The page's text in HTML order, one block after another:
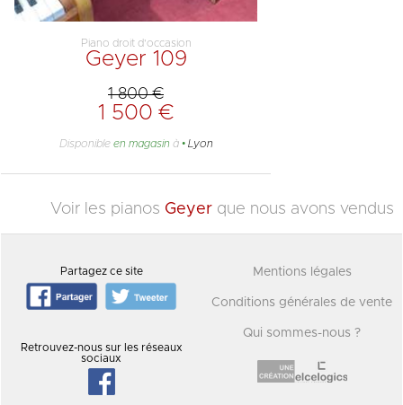
Piano droit d'occasion
Geyer 109
1 800 €
1 500 €
Disponible en magasin à Lyon
Voir les pianos Geyer que nous avons vendus
Partagez ce site
Retrouvez-nous sur les réseaux
sociaux
Mentions légales
Conditions générales de vente
Qui sommes-nous ?